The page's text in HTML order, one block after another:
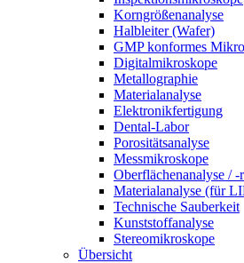
Korngrößenanalyse
Halbleiter (Wafer)
GMP konformes
Digitalmikroskope
Metallographie
Materialanalyse
Elektronikfertigung
Dental-Labor
Porositätsanalyse
Messmikroskope
Oberflächenanalyse / -
Materialanalyse (für
Technische Sauberkeit
Kunststoffanalyse
Stereomikroskope
Übersicht